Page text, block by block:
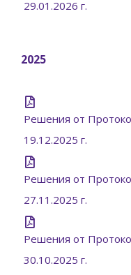
29.01.2026 г.
2025
Решения от
19.12.2025 г.
Решения от
27.11.2025 г.
Решения от
30.10.2025 г.